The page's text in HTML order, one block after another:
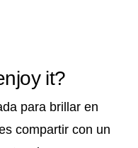
it?
para brillar en
compartir con un